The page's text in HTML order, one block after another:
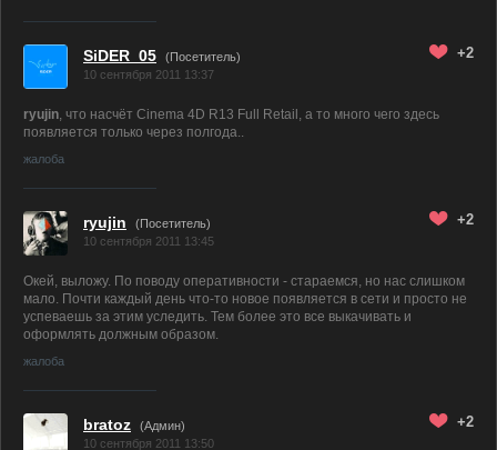
SiDER_05
(Посетитель)
10 сентября 2011 13:37
+2
ryujin, что насчёт Cinema 4D R13 Full Retail, а то много чего здесь
появляется только через полгода..
жалоба
ryujin
(Посетитель)
10 сентября 2011 13:45
+2
Окей, выложу. По поводу оперативности - стараемся, но нас слишком
мало. Почти каждый день что-то новое появляется в сети и просто не
успеваешь за этим уследить. Тем более это все выкачивать и
оформлять должным образом.
жалоба
bratoz (Админ)
10 сентября 2011 13:50
+2